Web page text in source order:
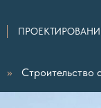
» Строительство